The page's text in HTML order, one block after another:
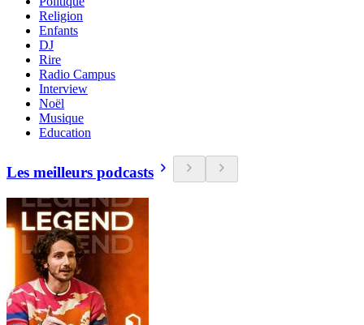
Religion
Enfants
DJ
Rire
Radio Campus
Interview
Noël
Musique
Education
Les meilleurs podcasts